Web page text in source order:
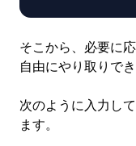
そこから、必要に
自由にやり取りでき
次のように入力し
ます。